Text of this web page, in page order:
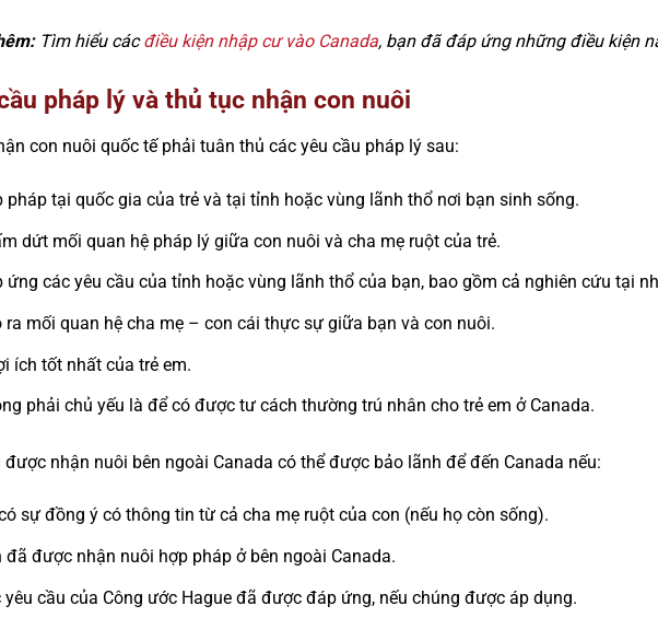
Tìm hiểu cácđiều kiện nhập cư vào Canada, bạn đã đáp ứng những điều kiện
pháp lý và thủ tục nhận con nuôi
con nuôi quốc tế phải tuân thủ các yêu cầu pháp lý sau:
pháp tại quốc gia của trẻ và tại tỉnh hoặc vùng lãnh thổ nơi bạn sinh sống.
dứt mối quan hệ pháp lý giữa con nuôi và cha mẹ ruột của trẻ.
ứng các yêu cầu của tỉnh hoặc vùng lãnh thổ của bạn, bao gồm cả nghiên cứu tại
ra mối quan hệ cha mẹ – con cái thực sự giữa bạn và con nuôi.
ích tốt nhất của trẻ em.
phải chủ yếu là để có được tư cách thường trú nhân cho trẻ em ở Canada.
được nhận nuôi bên ngoài Canada có thể được bảo lãnh để đến Canada nếu:
sự đồng ý có thông tin từ cả cha mẹ ruột của con (nếu họ còn sống).
đã được nhận nuôi hợp pháp ở bên ngoài Canada.
yêu cầu của Công ước Hague đã được đáp ứng, nếu chúng được áp dụng.